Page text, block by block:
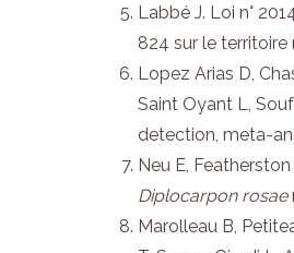
Labbé J. Loi n°
824 sur le territoire
Lopez Arias D,
Saint Oyant L,
detection, meta-
Neu E,
Diplocarpon rosae
Marolleau B,